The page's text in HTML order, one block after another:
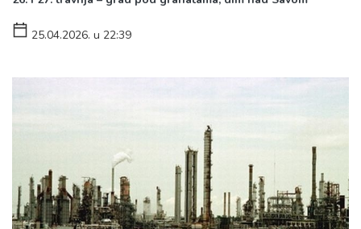
25.04.2026. u 22:39